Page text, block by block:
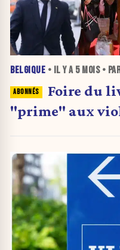
BELGIQUE • IL Y A 5 MOIS•
Foire du
"prime" aux